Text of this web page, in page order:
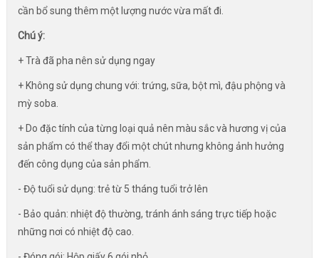
cần bổ sung thêm một lượng nước vừa mất đi.
Chú ý:
+ Trà đã pha nên sử dụng ngay
+ Không sử dụng chung với: trứng, sữa, bột mì, đậu phộng và
mỳ soba.
+ Do đặc tính của từng loại quả nên màu sắc và hương vị của
sản phẩm có thể thay đổi một chút nhưng không ảnh hưởng
đến công dụng của sản phẩm.
- Độ tuổi sử dụng: trẻ từ 5 tháng tuổi trở lên
- Bảo quản: nhiệt độ thường, tránh ánh sáng trực tiếp hoặc
những nơi có nhiệt độ cao.